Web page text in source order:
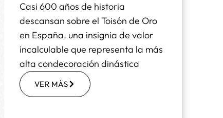
Casi 600 años de historia
descansan sobre el Toisón de Oro
en España, una insignia de valor
incalculable que representa la más
alta condecoración dinástica
VER MÁS